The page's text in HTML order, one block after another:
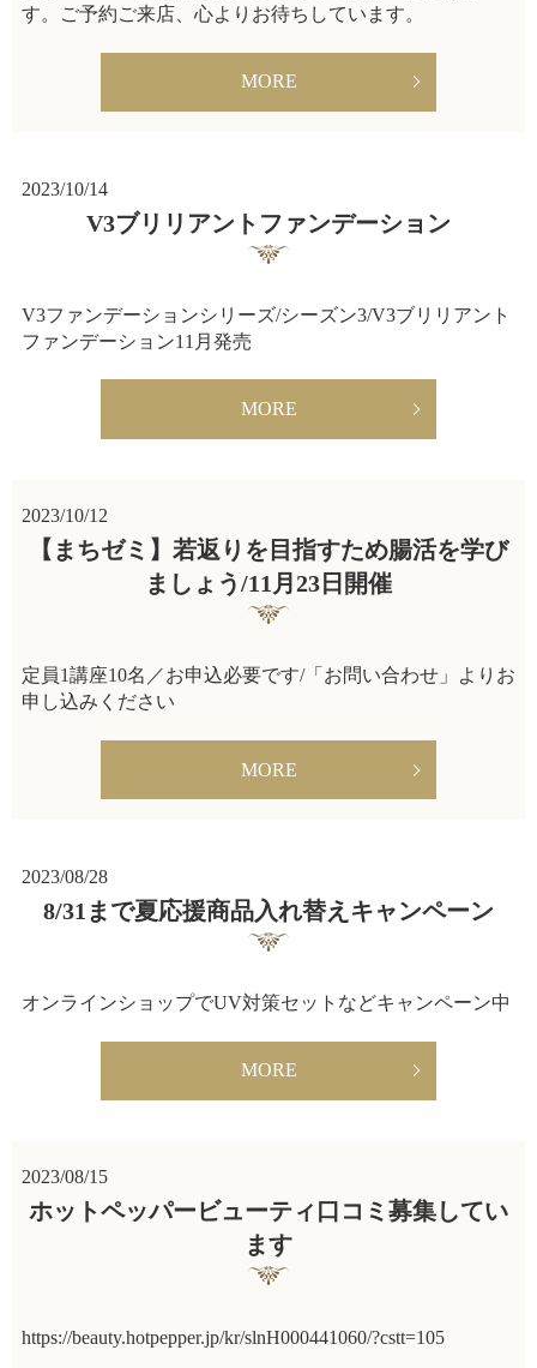
す。ご予約ご来店、心よりお待ちしています。
MORE
2023/10/14
V3ブリリアントファンデーション
V3ファンデーションシリーズ/シーズン3/V3ブリリアント
ファンデーション11月発売
MORE
2023/10/12
【まちゼミ】若返りを目指すため腸活を学び
ましょう/11月23日開催
定員1講座10名／お申込必要です/「お問い合わせ」よりお
申し込みください
MORE
2023/08/28
8/31まで夏応援商品入れ替えキャンペーン
オンラインショップでUV対策セットなどキャンペーン中
MORE
2023/08/15
ホットペッパービューティ口コミ募集してい
ます
https://beauty.hotpepper.jp/kr/slnH000441060/?cstt=105